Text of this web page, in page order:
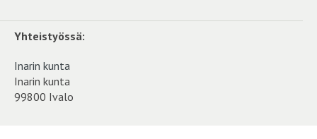
Yhteistyössä:
Inarin kunta
Inarin kunta
99800 Ivalo